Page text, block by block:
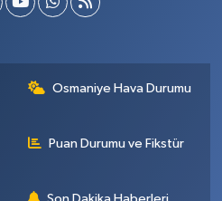
Osmaniye Hava Durumu
Puan Durumu ve Fikstür